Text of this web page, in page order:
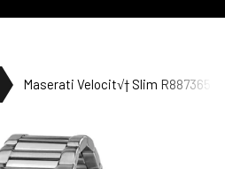
Maserati Velocit√† Slim